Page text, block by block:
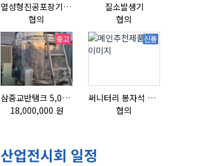
열성형진공포장기 표준형 모델 OMNIVAC S-200
협의
질소발생기
협의
중고
삼중교반탱크 5,000L
18,000,000 원
신품
써니터리 봉자석 세트 SPECIAL , 봉자석 , 자석봉 , 호퍼용자석 , 전자석
협의
산업전시회 일정